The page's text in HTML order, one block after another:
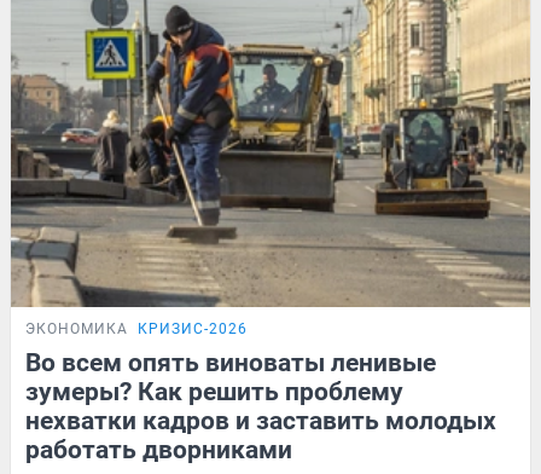
ЭКОНОМИКА КРИЗИС-2026
Во всем опять виноваты ленивые
зумеры? Как решить проблему
нехватки кадров и заставить молодых
работать дворниками